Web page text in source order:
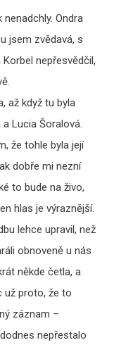
Ondra
jsem zvědavá, s
nepřesvědčil,
až když tu byla
Lucia Šoralová.
že tohle byla její
dobře mi nezní
to bude na živo,
hlas je výraznější.
lehce upravil, než
obnoveně u nás
někde četla, a
už proto, že to
záznam –
nepřestalo